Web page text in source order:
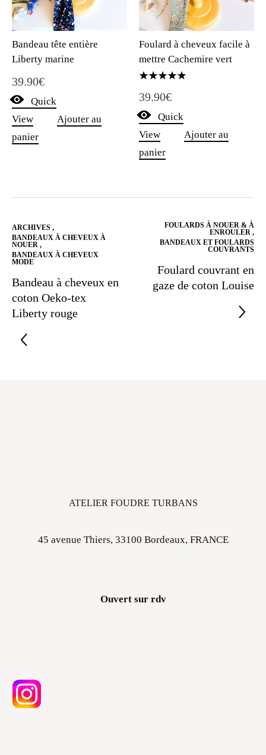
Bandeau tête entière
Liberty marine
39.90€
Quick
View
Ajouter au
panier
Foulard à cheveux facile à
mettre Cachemire vert
5.00
sur 5
39.90€
Quick
View
Ajouter au
panier
ARCHIVES ,
BANDEAUX À CHEVEUX À
NOUER ,
BANDEAUX À CHEVEUX
MODE
Bandeau à cheveux en
coton Oeko-tex
Liberty rouge
FOULARDS À NOUER & À
ENROULER ,
BANDEAUX ET FOULARDS
COUVRANTS
Foulard couvrant en
gaze de coton Louise
ATELIER FOUDRE TURBANS
45 avenue Thiers, 33100 Bordeaux, FRANCE
Ouvert sur rdv